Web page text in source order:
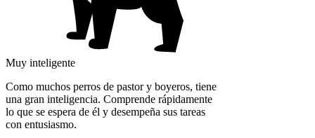
Muy inteligente
Como muchos perros de pastor y boyeros, tiene
una gran inteligencia. Comprende rápidamente
lo que se espera de él y desempeña sus tareas
con entusiasmo.